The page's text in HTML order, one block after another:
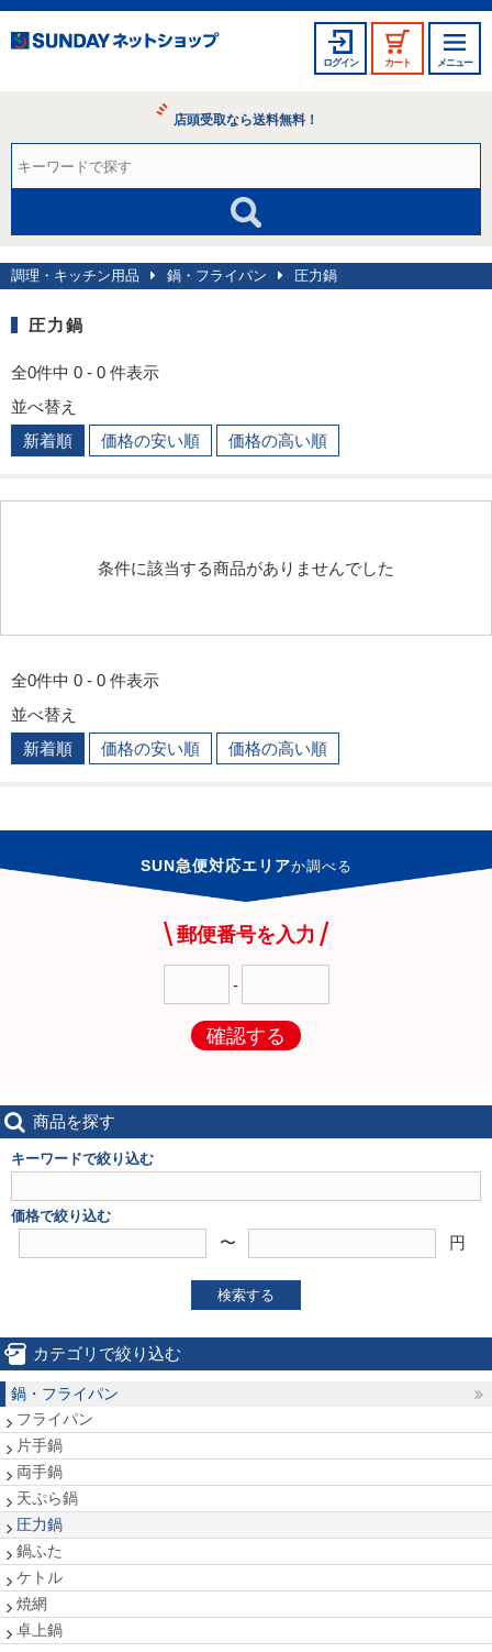
ログイン カート メニュー
店頭受取なら送料無料！
調理・キッチン用品 鍋・フライパン 圧力鍋
圧力鍋
全0件中 0 - 0 件表示
並べ替え
新着順
価格の安い順 価格の高い順
条件に該当する商品がありませんでした
全0件中 0 - 0 件表示
並べ替え
新着順
価格の安い順 価格の高い順
SUN急便対応エリアか調べる
郵便番号を入力
-
確認する
商品を探す
キーワードで絞り込む
価格で絞り込む
〜 円
検索する
カテゴリで絞り込む
鍋・フライパン
フライパン
片手鍋
両手鍋
天ぷら鍋
圧力鍋
鍋ふた
ケトル
焼網
卓上鍋